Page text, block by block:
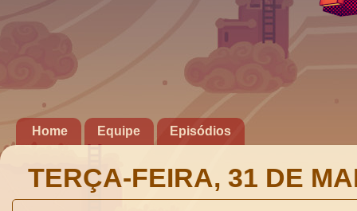
Home Equipe Episódios
TERÇA-FEIRA, 31 DE